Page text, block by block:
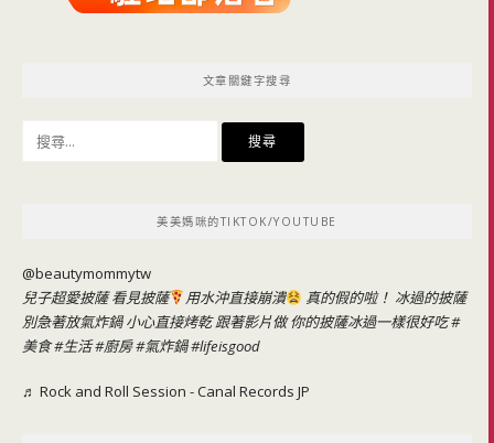
文章關鍵字搜尋
美美媽咪的TIKTOK/YOUTUBE
@beautymommytw
兒子超愛披薩 看見披薩
用水沖直接崩潰
真的假的啦！ 冰過的披薩
別急著放氣炸鍋 小心直接烤乾 跟著影片做 你的披薩冰過一樣很好吃#
美食#生活#廚房#氣炸鍋#lifeisgood
♬ Rock and Roll Session - Canal Records JP